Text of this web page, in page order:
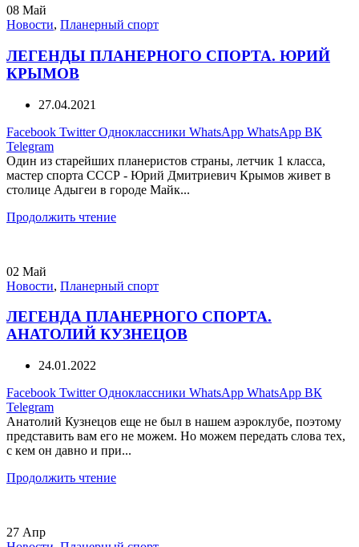
08 Май
Новости, Планерный спорт
ЛЕГЕНДЫ ПЛАНЕРНОГО СПОРТА. ЮРИЙ
КРЫМОВ
27.04.2021
Facebook Twitter Одноклассники WhatsApp WhatsApp ВК
Telegram
Один из старейших планеристов страны, летчик 1 класса,
мастер спорта СССР - Юрий Дмитриевич Крымов живет в
столице Адыгеи в городе Майк...
Продолжить чтение
02 Май
Новости, Планерный спорт
ЛЕГЕНДА ПЛАНЕРНОГО СПОРТА.
АНАТОЛИЙ КУЗНЕЦОВ
24.01.2022
Facebook Twitter Одноклассники WhatsApp WhatsApp ВК
Telegram
Анатолий Кузнецов еще не был в нашем аэроклубе, поэтому
представить вам его не можем. Но можем передать слова тех,
с кем он давно и при...
Продолжить чтение
27 Апр